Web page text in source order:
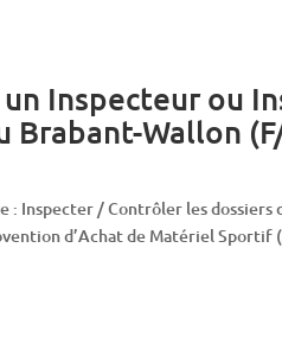
un Inspecteur ou
Brabant-Wallon
: Inspecter / Contrôler les
d’Achat de Matériel